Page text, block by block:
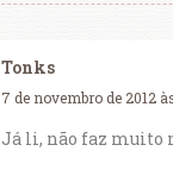
Tonks
7 de novembro de 2012
Já li, não faz muito